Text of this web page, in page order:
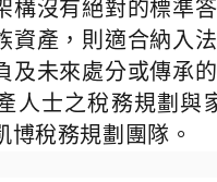
構沒有絕對的標準
資產，則適合納入
及未來處分或傳承
人士之稅務規劃與
博稅務規劃團隊。